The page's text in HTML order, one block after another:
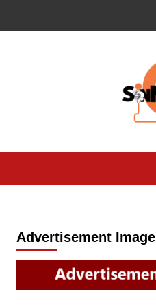
Advertisement Image